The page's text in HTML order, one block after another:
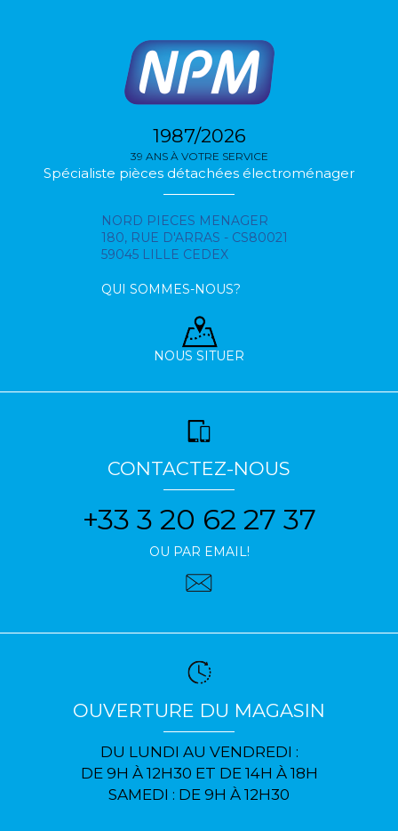
1987/2026
39 ANS À VOTRE SERVICE
Spécialiste pièces détachées électroménager
NORD PIECES MENAGER
180, RUE D'ARRAS - CS80021
59045 LILLE CEDEX
QUI SOMMES-NOUS?
NOUS SITUER
CONTACTEZ-NOUS
+33 3 20 62 27 37
OU PAR EMAIL!
OUVERTURE DU MAGASIN
DU LUNDI AU VENDREDI :
DE 9H À 12H30 ET DE 14H À 18H
SAMEDI : DE 9H À 12H30